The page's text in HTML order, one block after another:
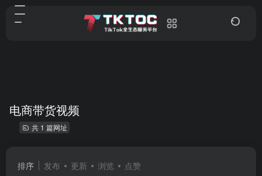
电商带货视频
共 1 篇网址
排序 发布 更新 浏览 点赞